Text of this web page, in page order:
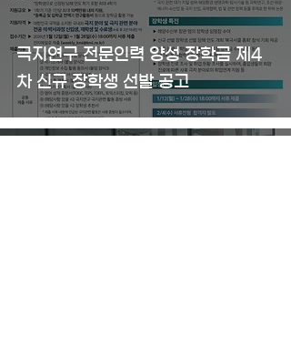
극지연구 전문인력 양성 장학금 제4
차 신규 장학생 선발 공고